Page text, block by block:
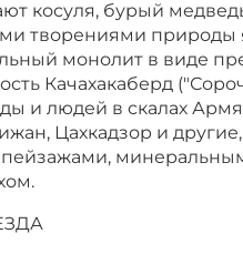
косуля, бурый
творениями природы
монолит в виде
Качахакаберд
и людей в скалах
Цахкадзор и другие,